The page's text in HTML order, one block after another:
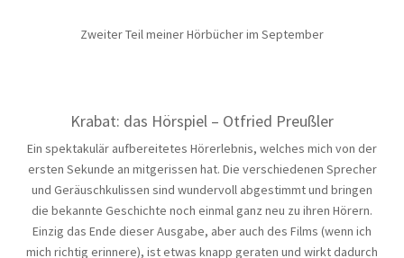
Zweiter Teil meiner Hörbücher im September
Krabat: das Hörspiel – Otfried Preußler
Ein spektakulär aufbereitetes Hörerlebnis, welches mich von der
ersten Sekunde an mitgerissen hat. Die verschiedenen Sprecher
und Geräuschkulissen sind wundervoll abgestimmt und bringen
die bekannte Geschichte noch einmal ganz neu zu ihren Hörern.
Einzig das Ende dieser Ausgabe, aber auch des Films (wenn ich
mich richtig erinnere), ist etwas knapp geraten und wirkt dadurch